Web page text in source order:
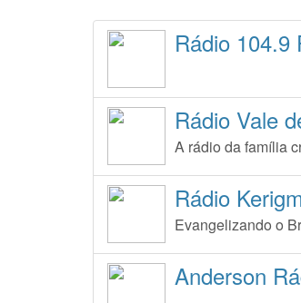
Rádio 104.9
Rádio Vale
A rádio da família
Rádio
Evangelizando o
Anderson